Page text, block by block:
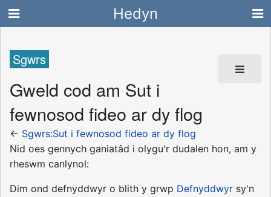
Hedyn
Sgwrs
Gweld cod am Sut i
fewnosod fideo ar dy flog
← Sgwrs:Sut i fewnosod fideo ar dy flog
Nid oes gennych ganiatâd i olygu'r dudalen hon, am y
rheswm canlynol:
Dim ond defnyddwyr o blith y grwp Defnyddwyr sy'n